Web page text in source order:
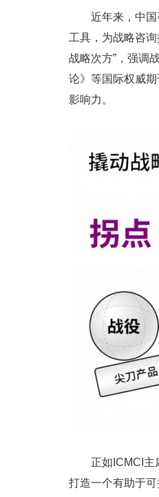
近年来，中
工具，为战略咨
战略次方”，强调
论》等国际权威
影响力。
正如ICMCI主
打造一个有助于